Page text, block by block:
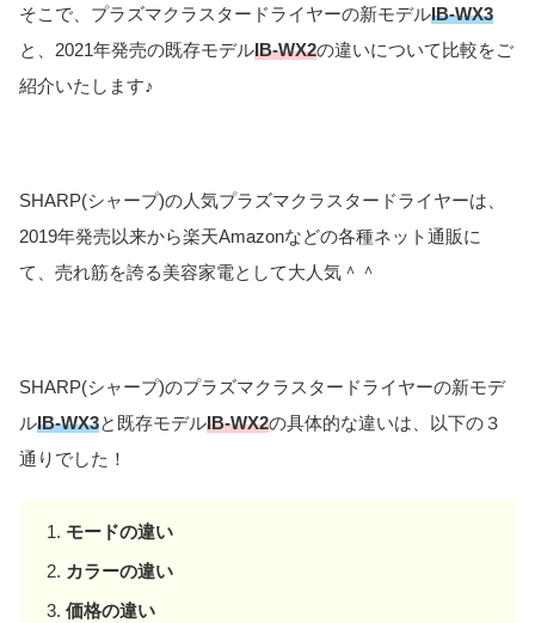
そこで、プラズマクラスタードライヤーの新モデルIB-WX3
と、2021年発売の既存モデルIB-WX2の違いについて比較をご
紹介いたします♪
SHARP(シャープ)の人気プラズマクラスタードライヤーは、
2019年発売以来から楽天Amazonなどの各種ネット通販に
て、売れ筋を誇る美容家電として大人気＾＾
SHARP(シャープ)のプラズマクラスタードライヤーの新モデ
ルIB-WX3と既存モデルIB-WX2の具体的な違いは、以下の３
通りでした！
モードの違い
カラーの違い
価格の違い